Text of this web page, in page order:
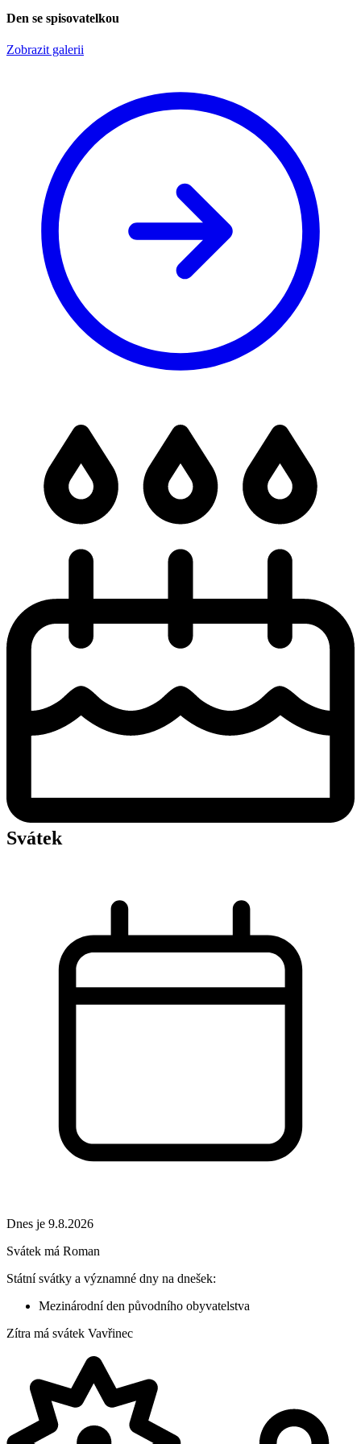
Den se spisovatelkou
Zobrazit galerii
Svátek
Dnes je 9.8.2026
Svátek má Roman
Státní svátky a významné dny na dnešek:
Mezinárodní den původního obyvatelstva
Zítra má svátek Vavřinec